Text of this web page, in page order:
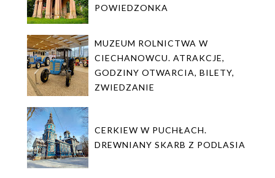
POWIEDZONKA
MUZEUM ROLNICTWA W
CIECHANOWCU. ATRAKCJE,
GODZINY OTWARCIA, BILETY,
ZWIEDZANIE
CERKIEW W PUCHŁACH.
DREWNIANY SKARB Z PODLASIA